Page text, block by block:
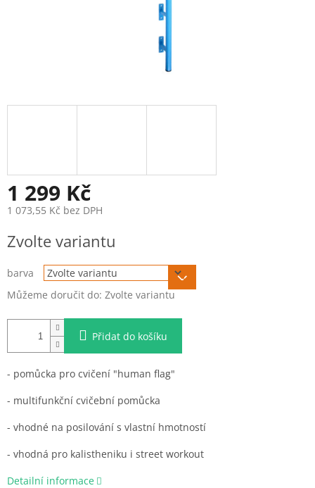
1 299 Kč
1 073,55 Kč bez DPH
cena:
Zvolte variantu
barva
Můžeme doručit do: Zvolte variantu
Přidat do košíku
- pomůcka pro cvičení "human flag"
- multifunkční cvičební pomůcka
- vhodné na posilování s vlastní hmotností
- vhodná pro kalistheniku i street workout
Detailní informace